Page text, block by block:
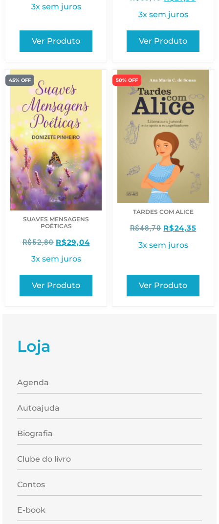
Loja
Agenda
Autoajuda
Biografia
Clube do livro
Contos
E-book
3x sem juros
Ver Produto
3x sem juros
Ver Produto
45% OFF
SUAVES MENSAGENS
POÉTICAS
R$52,80 R$29,04
3x sem juros
Ver Produto
50% OFF
TARDES COM ALICE
R$48,70 R$24,35
3x sem juros
Ver Produto